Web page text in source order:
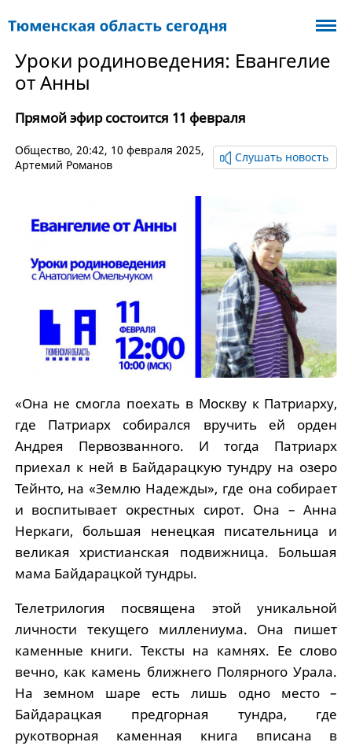
Уроки родиноведения: Евангелие
от Анны
Прямой эфир состоится 11 февраля
Общество, 20:42, 10 февраля 2025,
Артемий Романов
Слушать новость
«Она не смогла поехать в Москву к Патриарху,
где Патриарх собирался вручить ей орден
Андрея Первозванного. И тогда Патриарх
приехал к ней в Байдарацкую тундру на озеро
Тейнто, на «Землю Надежды», где она собирает
и воспитывает окрестных сирот. Она – Анна
Неркаги, большая ненецкая писательница и
великая христианская подвижница. Большая
мама Байдарацкой тундры.
Телетрилогия посвящена этой уникальной
личности текущего миллениума. Она пишет
каменные книги. Тексты на камнях. Ее слово
вечно, как камень ближнего Полярного Урала.
На земном шаре есть лишь одно место –
Байдарацкая предгорная тундра, где
рукотворная каменная книга вписана в